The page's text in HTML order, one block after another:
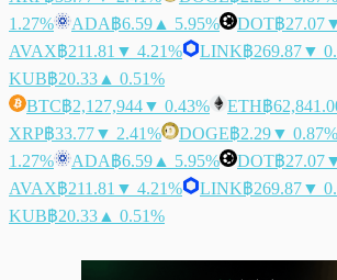
1.27%
ADA฿6.59 ▲ 5.95% DOT฿27.07
AVAX฿211.81 ▼ 4.21% LINK฿269.87▼
KUB฿20.33 ▲ 0.51%
BTC฿2,127,944▼ 0.43% ETH฿
XRP฿33.77▼ 2.41% DOGE฿2.29▼ 0.87%
1.27%
ADA฿6.59 ▲ 5.95% DOT฿27.07
AVAX฿211.81 ▼ 4.21% LINK฿269.87▼
KUB฿20.33 ▲ 0.51%